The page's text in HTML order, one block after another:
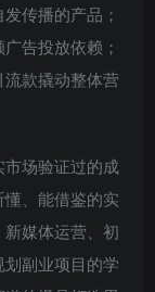
传播的产品；
告投放依赖；
款撬动整体营
场验证过的成
、能借鉴的实
媒体运营、初
副业项目的学